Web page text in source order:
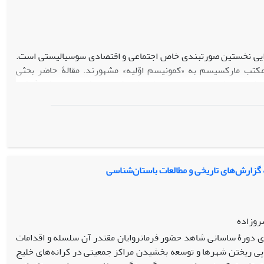
نخستین صورت­بندی خاص اجتماعی و اقتصادی سوسیالیستی است.
مارکسیسم به «کمونیسم اوّلیه» مشهورند. مقالۀ حاضر بحثی
شوروی در تحلیل نظام اشتراکی جامعۀ ایرانی به کار گرفته
خلأ بزرگی، تحلیل جامع رویکردهای مورخان شوروی در زمینۀ
وجود دارد. از همین رو، مقالۀ حاضر پژوهشی پیرامون رویکردهای
تفسیر، تبیین، مطالعۀ داده‌ها و ارائۀ تحلیلی مصادیق معتبر، به
شود.تاریخی و مطالعات باستان‌شناسی
دورۀ ساسانیشاهد حضور فرمانروایان مقتدر آن سلسله و اقدامات
ریختن شهرها و توسعه بخشیدن مراکز جمعیتی در کرانه‌های خلیج